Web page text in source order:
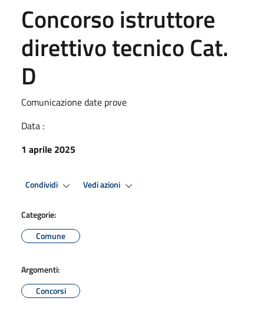
Concorso istruttore
direttivo tecnico Cat.
D
Comunicazione date prove
Data :
1 aprile 2025
Condividi Vedi azioni
Categorie:
Comune
Argomenti:
Concorsi